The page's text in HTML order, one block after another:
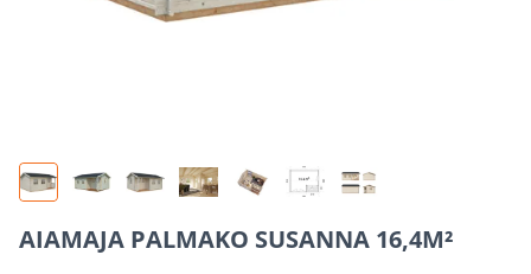
AIAMAJA PALMAKO SUSANNA 16,4M²